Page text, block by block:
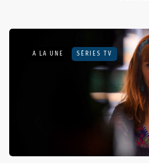
A LA UNE SÉRIES TV